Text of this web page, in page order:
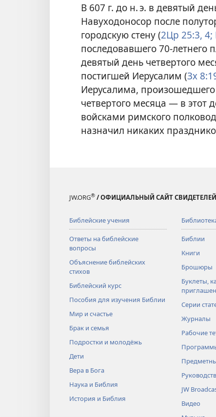
В 607 г. до н. э. в девятый
Навуходоносор после
городскую стену (2Цр 25:3, 4;
последовавшего 70-летнего
девятый день четвертого
постигшей Иерусалим (Зх
Иерусалима, произошедшего
четвертого месяца — в
войсками римского
назначил никаких
JW.ORG® / ОФИЦИАЛЬНЫЙ САЙТ
Библейские учения
Ответы на библейские
вопросы
Объяснение библейских
стихов
Библейский курс
Пособия для изучения Библии
Мир и счастье
Брак и семья
Подростки и молодёжь
Дети
Вера в Бога
Наука и Библия
История и Библия
Библии
Книги
Брошюры
Буклеты,
Серии
Журналы
Рабочие
JW
Видео